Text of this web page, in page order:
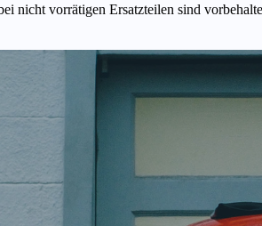
nicht vorrätigen Ersatzteilen sind